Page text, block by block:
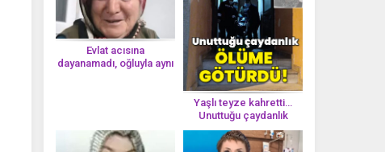
Evlat acısına
dayanamadı, oğluyla aynı
Yaşlı teyze kahretti…
Unuttuğu çaydanlık
öl*üme götürdü!